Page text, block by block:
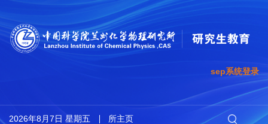
sep系统登录
所主页
2026年8月7日 星期五